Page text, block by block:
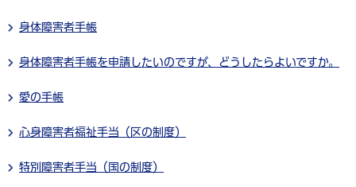
身体障害者手帳
身体障害者手帳を申請したいのですが、どうしたらよいですか。
愛の手帳
心身障害者福祉手当（区の制度）
特別障害者手当（国の制度）